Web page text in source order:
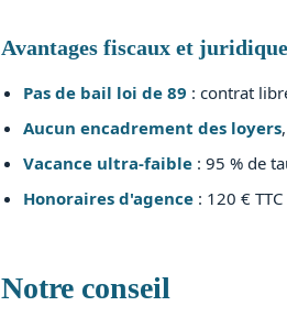
Avantages fiscaux et
Pas de bail loi de 89 : contrat
Aucun encadrement des loyers
Vacance ultra-faible : 95 % de
Honoraires d'agence : 120 €
Notre conseil